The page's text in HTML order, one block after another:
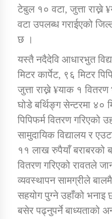
तातोपानी
टेबुल १० वटा, जुत्ता
वटा उपलब्ध गराईएको
छ ।
यस्तै नदैदेवि आधारभुत
मिटर कार्पेट, ९६ मिटर
जुत्ता राख्ने ¥याक १
घोडे बर्थिङ्ग सेन्टरमा ४०
पिपिफर्म वितरण गरिएको
सामुदायिक विद्यालय र
११ लाख रुपैयाँ बराबरको
वितरण गरिएको रावतले
व्यवस्थापन सामग्रीले
सहयोग पुग्ने उहाँको भनाइ
बसेर पढ्नुपर्ने बाध्यताको